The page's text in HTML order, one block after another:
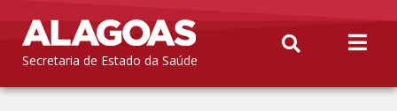
Secretaria de Estado da Saúde